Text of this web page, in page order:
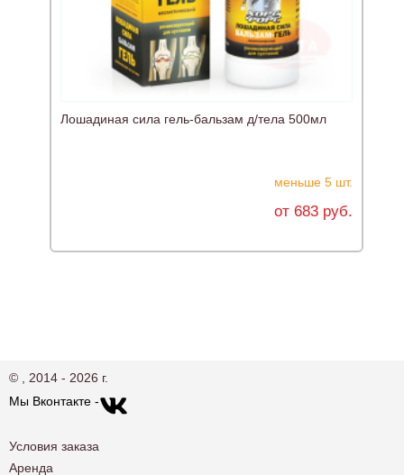
Лошадиная сила гель-бальзам д/тела 500мл
меньше 5 шт.
от 683 руб.
© , 2014 - 2026 г.
Мы Вконтакте -
Условия заказа
Аренда